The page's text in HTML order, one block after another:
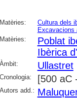
Matèries: Cultura dels
Excavacions
Matèries:
Poblat
Ibèrica
Àmbit: Ullastret
Cronologia: [500 aC
Autors add.: